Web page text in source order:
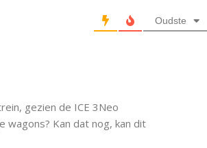
Oudste
gezien de ICE 3Neo
wagons? Kan dat nog, kan dit